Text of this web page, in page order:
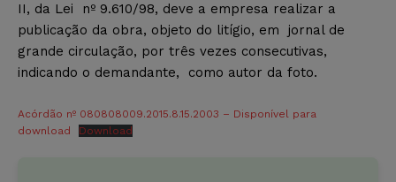
II, da Lei nº 9.610/98, deve a empresa realizar a
publicação da obra, objeto do litígio, em jornal de
grande circulação, por três vezes consecutivas,
indicando o demandante, como autor da foto.
Acórdão nº 0808080­09.2015.8.15.2003 – Disponível para
download
Download